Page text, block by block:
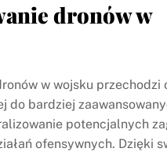
dronów w
w wojsku przechodzi
do bardziej
potencjalnych
ofensywnych. Dzięki